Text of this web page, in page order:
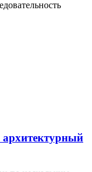
архитектурный